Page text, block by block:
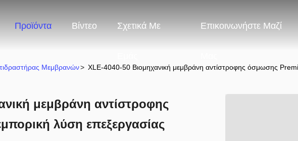
Προϊόντα Βίντεο Σχετικά Με Επικοινωνήστε Μαζί
Μεμβρανών> XLE-4040-50 Βιομηχανική μεμβράνη αντίστροφης όσμωσης
μεμβράνη αντίστροφης
λύση επεξεργασίας